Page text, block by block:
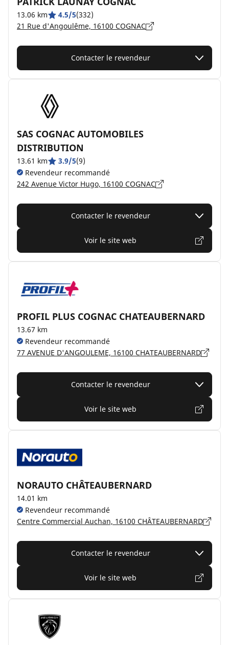
13.06 km 4.5/5(332)
21 Rue d'Angoulême, 16100 COGNAC
Contacter le revendeur
SAS COGNAC AUTOMOBILES
DISTRIBUTION
13.61 km 3.9/5(9)
Revendeur recommandé
242 Avenue Victor Hugo, 16100 COGNAC
Contacter le revendeur
Voir le site web
PROFIL PLUS COGNAC CHATEAUBERNARD
13.67 km
Revendeur recommandé
77 AVENUE D'ANGOULEME, 16100 CHATEAUBERNARD
Contacter le revendeur
Voir le site web
NORAUTO CHÂTEAUBERNARD
14.01 km
Revendeur recommandé
Centre Commercial Auchan, 16100 CHÂTEAUBERNARD
Contacter le revendeur
Voir le site web